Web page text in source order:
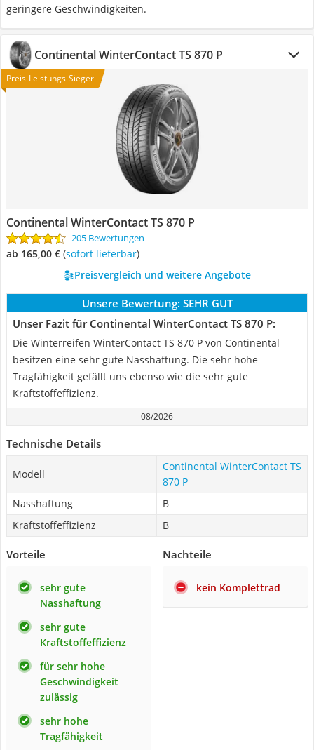
geringere Geschwindigkeiten.
Continental ‎WinterContact TS 870 P
Preis-Leistungs-Sieger
Continental ‎WinterContact TS 870 P
205 Bewertungen
ab 165,00 € ( Sofort lieferbar)
Preisvergleich und weitere Angebote
Unsere Bewertung: SEHR GUT
Unser Fazit für Continental ‎WinterContact TS 870 P:
Die Winterreifen WinterContact TS 870 P von Continental
besitzen eine sehr gute Nasshaftung. Die sehr hohe
Tragfähigkeit gefällt uns ebenso wie die sehr gute
Kraftstoffeffizienz.
08/2026
Technische Details
Modell
Continental ‎WinterContact TS
870 P
Nasshaftung
B
Kraftstoffeffizienz
B
Vorteile
sehr gute
Nasshaftung
sehr gute
Kraftstoffeffizienz
für sehr hohe
Geschwindigkeit
zulässig
sehr hohe
Tragfähigkeit
Nachteile
kein Komplettrad